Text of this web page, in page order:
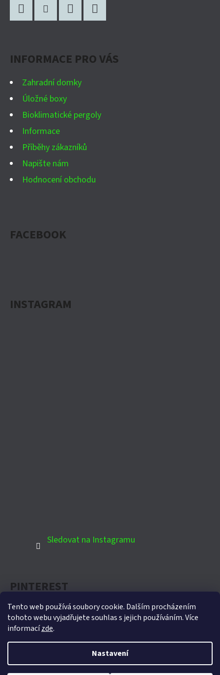
Tento web používá soubory cookie. Dalším procházením
tohoto webu vyjadřujete souhlas s jejich používáním. Více
informacízde.
Nastavení
INFORMACE PRO VÁS
Zahradní domky
Úložné boxy
Bioklimatické pergoly
Informace
Příběhy zákazníků
Napište nám
Hodnocení obchodu
FACEBOOK
INSTAGRAM
Sledovat na Instagramu
PINTEREST
Oficiální partner Biohort pro Českou republiku
Vytvořil Shoptet